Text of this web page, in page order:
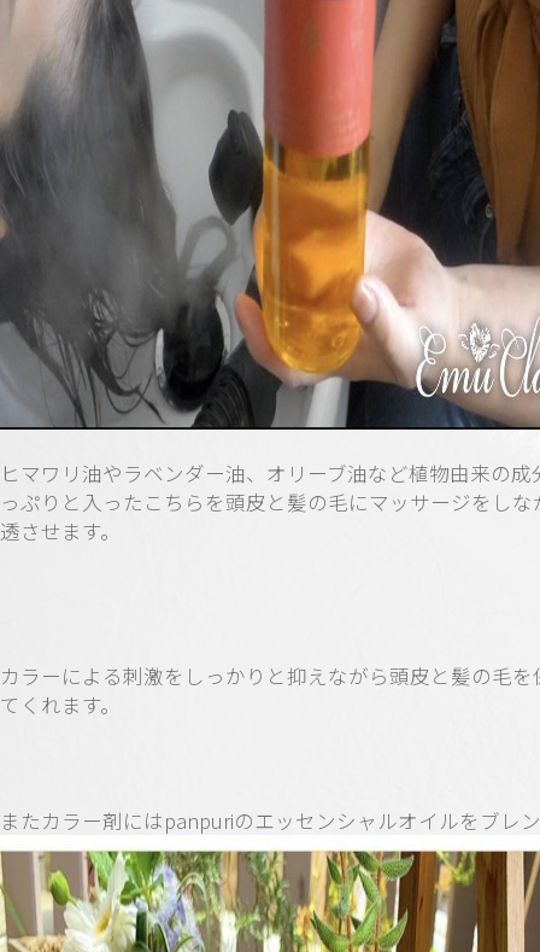
ヒマワリ油やラベンダー油、オリーブ油など植物由来の成
っぷりと入ったこちらを頭皮と髪の毛にマッサージをしな
透させます。
カラーによる刺激をしっかりと抑えながら頭皮と髪の毛を
てくれます。
またカラー剤にはpanpuriのエッセンシャルオイルをブレ